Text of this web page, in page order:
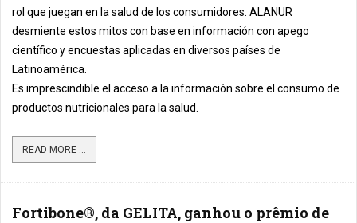
rol que juegan en la salud de los consumidores. ALANUR
desmiente estos mitos con base en información con apego
científico y encuestas aplicadas en diversos países de
Latinoamérica.
Es imprescindible el acceso a la información sobre el consumo de
productos nutricionales para la salud.
READ MORE ...
Fortibone®, da GELITA, ganhou o prêmio de